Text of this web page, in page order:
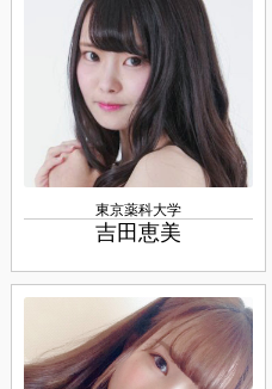
東京薬科大学
吉田恵美